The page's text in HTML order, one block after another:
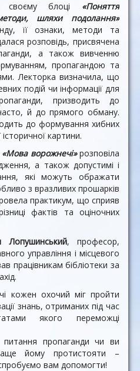
блоці «Поняття
шляхи подолання»
її ознаки, методи та
розповідь, присвячена
а також вивченню
пропагандою та
Лекторка визначила, що
подій чи інформації для
призводить до
й до прямого обману.
до формування хибних
картини.
«Мова ворожнечі»розповіла
а також допустимі і
які можуть ображати
з вразливих прошарків
практикум, що сприяв
фактів та оціночних
Лопушинський, професор,
управління і місцевого
працівникам бібліотеки за
кожен охочий міг пройти
знань, отриманих під час
якого переможці
пропаганди чи ви
йому протистояти –
вам допомогти!